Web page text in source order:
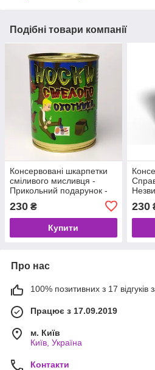
Подібні товари компанії
Консервовані шкарпетки
сміливого мисливця -
Прикольний подарунок -
Незвичайний подарунок -
Подарунок мисливцеві
230 ₴
Купити
230
Про нас
100% позитивних з 17 відгуків
Працює з 17.09.2019
м. Київ
Київ, Україна
Контакти